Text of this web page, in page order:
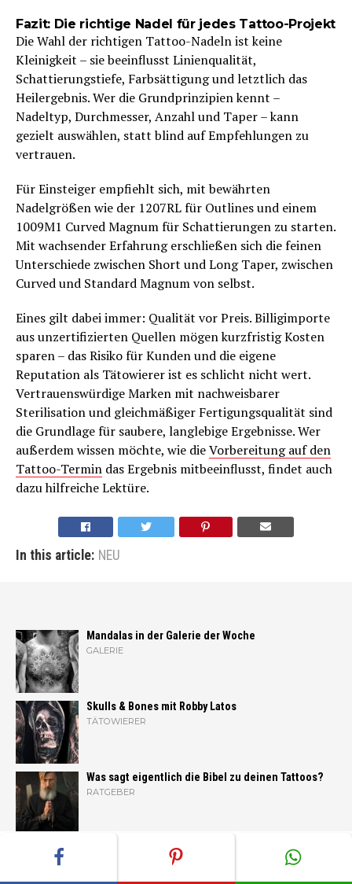
Fazit: Die richtige Nadel für jedes Tattoo-Projekt
Die Wahl der richtigen Tattoo-Nadeln ist keine
Kleinigkeit – sie beeinflusst Linienqualität,
Schattierungstiefe, Farbsättigung und letztlich das
Heilergebnis. Wer die Grundprinzipien kennt –
Nadeltyp, Durchmesser, Anzahl und Taper – kann
gezielt auswählen, statt blind auf Empfehlungen zu
vertrauen.
Für Einsteiger empfiehlt sich, mit bewährten
Nadelgrößen wie der 1207RL für Outlines und einem
1009M1 Curved Magnum für Schattierungen zu starten.
Mit wachsender Erfahrung erschließen sich die feinen
Unterschiede zwischen Short und Long Taper, zwischen
Curved und Standard Magnum von selbst.
Eines gilt dabei immer: Qualität vor Preis. Billigimporte
aus unzertifizierten Quellen mögen kurzfristig Kosten
sparen – das Risiko für Kunden und die eigene
Reputation als Tätowierer ist es schlicht nicht wert.
Vertrauenswürdige Marken mit nachweisbarer
Sterilisation und gleichmäßiger Fertigungsqualität sind
die Grundlage für saubere, langlebige Ergebnisse. Wer
außerdem wissen möchte, wie dieVorbereitung auf den
Tattoo-Termin das Ergebnis mitbeeinflusst, findet auch
dazu hilfreiche Lektüre.
In this article: NEU
Mandalas in der Galerie der Woche
GALERIE
Skulls & Bones mit Robby Latos
TÄTOWIERER
Was sagt eigentlich die Bibel zu deinen Tattoos?
RATGEBER
25 erstaunliche Kitsune Tattoos